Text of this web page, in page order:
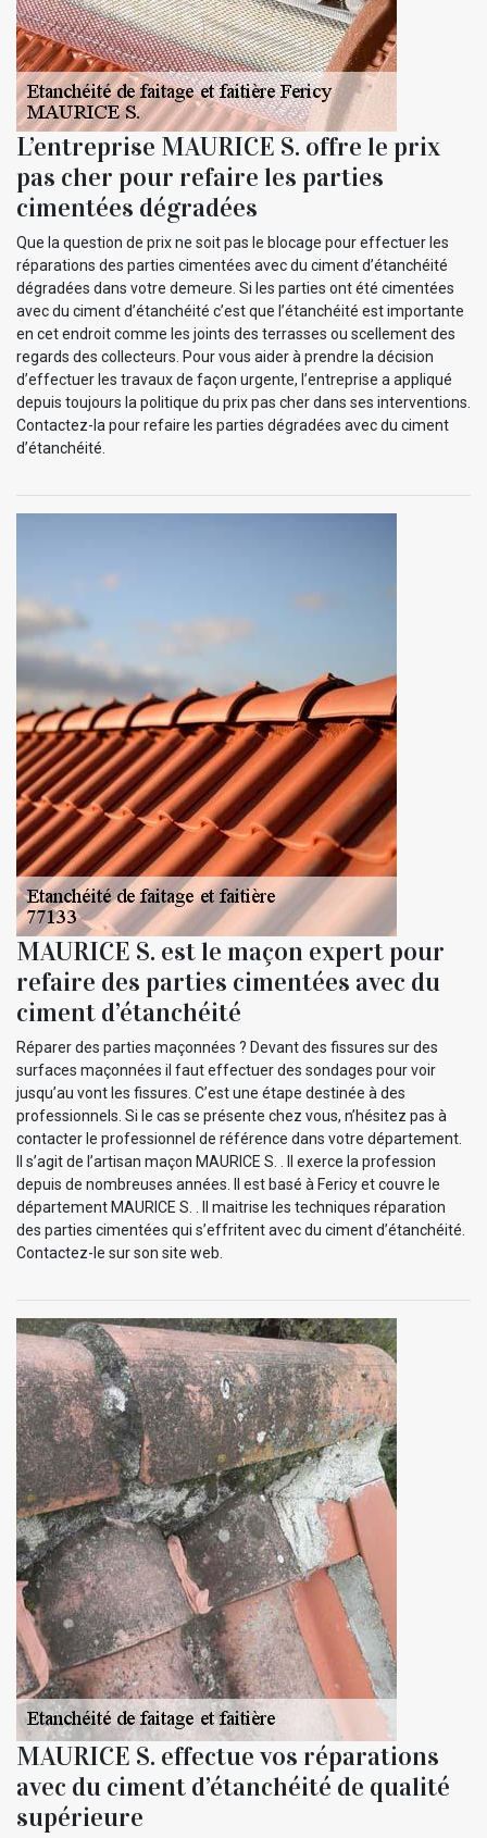
L’entreprise MAURICE S. offre le prix
pas cher pour refaire les parties
cimentées dégradées
Que la question de prix ne soit pas le blocage pour effectuer les
réparations des parties cimentées avec du ciment d’étanchéité
dégradées dans votre demeure. Si les parties ont été cimentées
avec du ciment d’étanchéité c’est que l’étanchéité est importante
en cet endroit comme les joints des terrasses ou scellement des
regards des collecteurs. Pour vous aider à prendre la décision
d’effectuer les travaux de façon urgente, l’entreprise a appliqué
depuis toujours la politique du prix pas cher dans ses interventions.
Contactez-la pour refaire les parties dégradées avec du ciment
d’étanchéité.
MAURICE S. est le maçon expert pour
refaire des parties cimentées avec du
ciment d’étanchéité
Réparer des parties maçonnées ? Devant des fissures sur des
surfaces maçonnées il faut effectuer des sondages pour voir
jusqu’au vont les fissures. C’est une étape destinée à des
professionnels. Si le cas se présente chez vous, n’hésitez pas à
contacter le professionnel de référence dans votre département.
Il s’agit de l’artisan maçon MAURICE S. . Il exerce la profession
depuis de nombreuses années. Il est basé à Fericy et couvre le
département MAURICE S. . Il maitrise les techniques réparation
des parties cimentées qui s’effritent avec du ciment d’étanchéité.
Contactez-le sur son site web.
MAURICE S. effectue vos réparations
avec du ciment d’étanchéité de qualité
supérieure